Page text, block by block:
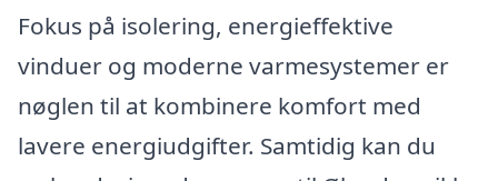
Fokus på isolering, energieffektive
vinduer og moderne varmesystemer er
nøglen til at kombinere komfort med
lavere energiudgifter. Samtidig kan du